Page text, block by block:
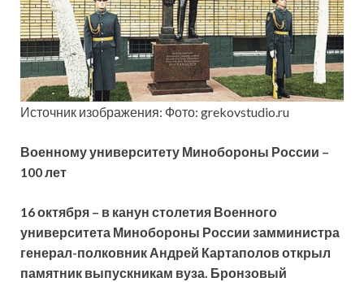
Источник изображения: Фото: grekovstudio.ru
Военному университету Минобороны России –
100 лет
16 октября – в канун столетия Военного
университета Минобороны России замминистра
генерал-полковник Андрей Картаполов открыл
памятник выпускникам вуза. Бронзовый